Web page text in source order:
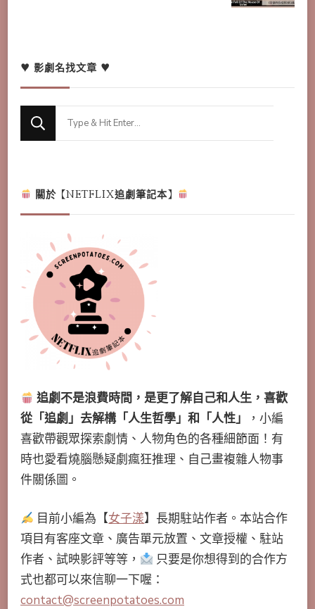
♥ 影劇名找文章 ♥
Looking
關於【NETFLIX追劇筆記本】
追劇不是浪費時間，是更了解自己和人生，喜歡
從「追劇」去解構「人生哲學」和「人性」
，小編
喜歡帶觀眾探索劇情、人物角色的各種細節面！有
時也愛看燒腦懸疑劇瘋狂推理、自己畫複雜人物事
件關係圖。
目前小編為【女子漾】長期駐站作者。本站合作
項目有客座文章、廣告單元放置、文章授權、駐站
作者、試映影評等等，
只要是你想得到的合作方
式也都可以來信聊一下喔：
contact@screenpotatoes.com